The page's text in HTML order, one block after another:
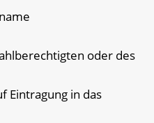
oder des
Eintragung in das